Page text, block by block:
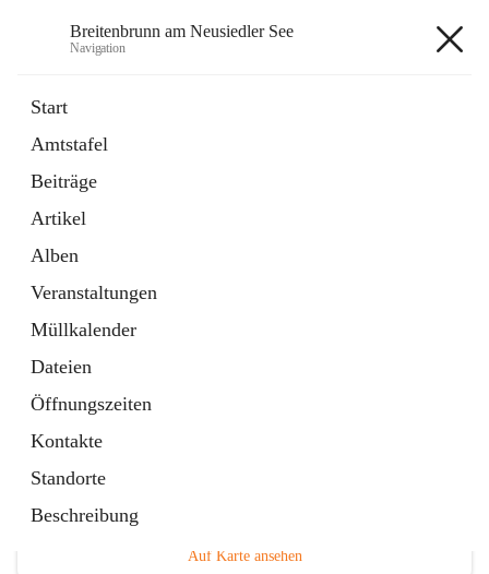
Breitenbrunn am Neusiedler See
Navigation
Start
Amtstafel
Beiträge
Artikel
Alben
Veranstaltungen
Müllkalender
Dateien
Öffnungszeiten
Kontakte
Standorte
Beschreibung
18 Schnellzugriffe
Gemeindeservice
Auf Karte ansehen